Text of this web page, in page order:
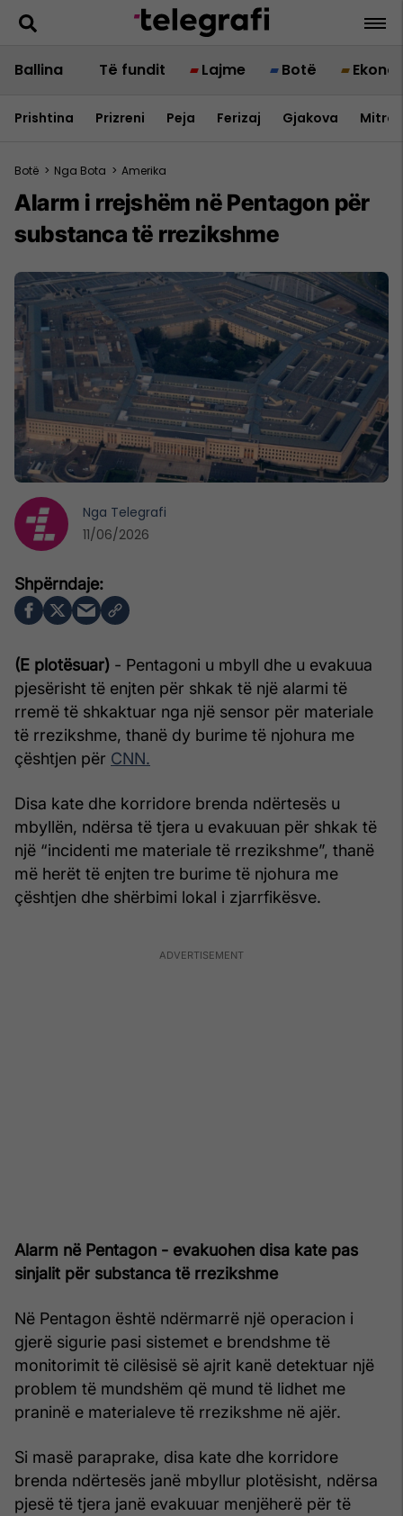
Ballina Të fundit Lajme Botë
Prishtina Prizreni Peja Ferizaj Gjakova
Botë > Nga Bota > Amerika
Alarm i rrejshëm në Pentagon për
substanca të rrezikshme
(E plotësuar) - Pentagoni u mbyll dhe u evakuua
pjesërisht të enjten për shkak të një alarmi të
rremë të shkaktuar nga një sensor për materiale
të rrezikshme, thanë dy burime të njohura me
çështjen për CNN.
Disa kate dhe korridore brenda ndërtesës u
mbyllën, ndërsa të tjera u evakuuan për shkak të
një “incidenti me materiale të rrezikshme”, thanë
më herët të enjten tre burime të njohura me
çështjen dhe shërbimi lokal i zjarrfikësve.
Alarm në Pentagon - evakuohen disa kate pas
sinjalit për substanca të rrezikshme
Në Pentagon është ndërmarrë një operacion i
gjerë sigurie pasi sistemet e brendshme të
monitorimit të cilësisë së ajrit kanë detektuar një
problem të mundshëm që mund të lidhet me
praninë e materialeve të rrezikshme në ajër.
Si masë paraprake, disa kate dhe korridore
brenda ndërtesës janë mbyllur plotësisht, ndërsa
pjesë të tjera janë evakuuar menjëherë për të
Nga Telegrafi
11/06/2026